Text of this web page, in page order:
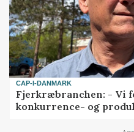
CAP-I-DANMARK
Fjerkræbranchen: - Vi
konkurrence- og